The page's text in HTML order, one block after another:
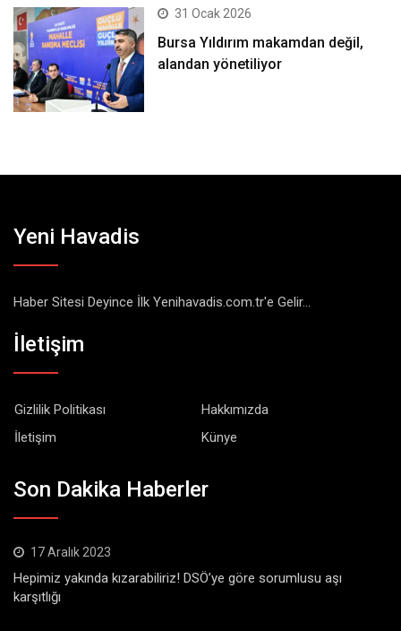
31 Ocak 2026
Bursa Yıldırım makamdan değil,
alandan yönetiliyor
Yeni Havadis
Haber Sitesi Deyince İlk Yenihavadis.com.tr'e Gelir...
İletişim
Gizlilik Politikası
Hakkımızda
İletişim
Künye
Son Dakika Haberler
17 Aralık 2023
Hepimiz yakında kızarabiliriz! DSÖ’ye göre sorumlusu aşı
karşıtlığı